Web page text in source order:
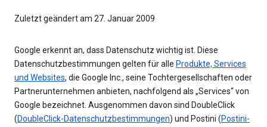
Zuletzt geändert am 27. Januar 2009
Google erkennt an, dass Datenschutz wichtig ist. Diese
Datenschutzbestimmungen gelten für alle Produkte, Services
und Websites, die Google Inc., seine Tochtergesellschaften oder
Partnerunternehmen anbieten, nachfolgend als „Services“ von
Google bezeichnet. Ausgenommen davon sind DoubleClick
(DoubleClick-Datenschutzbestimmungen) und Postini (Postini-